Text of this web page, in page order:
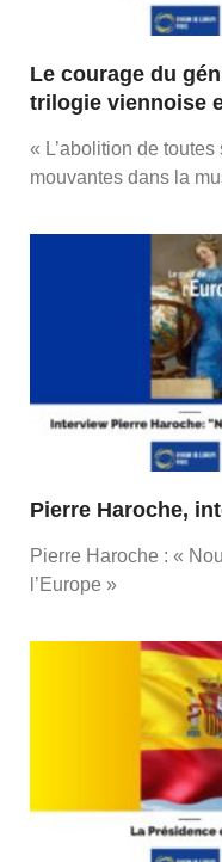
Le courage du
trilogie viennoise
« L’abolition de
mouvantes dans la
Pierre Haroche,
Pierre Haroche : «
l’Europe »